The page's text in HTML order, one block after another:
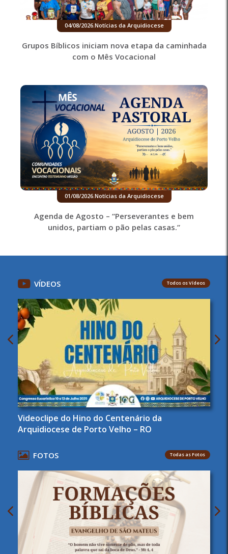
04/08/2026.Notícias da Arquidiocese
Grupos Bíblicos iniciam nova etapa da caminhada
com o Mês Vocacional
01/08/2026.Notícias da Arquidiocese
Agenda de Agosto – “Perseverantes e bem
unidos, partiam o pão pelas casas.”
VÍDEOS Todos os Vídeos
Videoclipe do Hino do Centenário da
Arquidiocese de Porto Velho – RO
FOTOS Todas as Fotos